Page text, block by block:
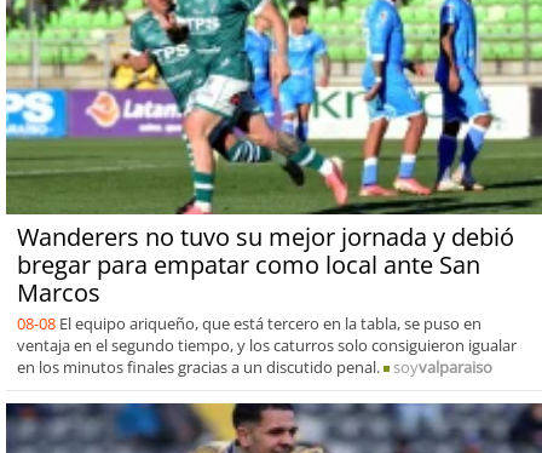
Wanderers no tuvo su mejor jornada y debió
bregar para empatar como local ante San
Marcos
08-08 El equipo ariqueño, que está tercero en la tabla, se puso en
ventaja en el segundo tiempo, y los caturros solo consiguieron igualar
en los minutos finales gracias a un discutido penal.
soyvalparaiso